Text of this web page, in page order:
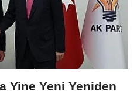
Yine Yeni Yeniden